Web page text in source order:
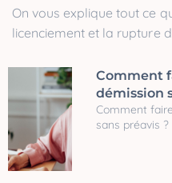
On vous explique tout ce
licenciement et la rupture
Comment
démission
Comment
sans préavis ?